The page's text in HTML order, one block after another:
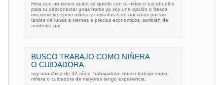
Hola que no tienes quien se quede con tu niños o tus abuelos
para tu desconectar unas horas yo soy una opción o fresco
mis servicios como niñera y cuidadoras de ancianos por las
tardes de lunes a viernes a precios economicos, también de
asistenta par
BUSCO TRABAJO COMO NIÑERA
O CUIDADORA
soy una chica de 32 años, trabajadora. busco trabajo como
niñera o cuidadora de mayores tengo experiencia.